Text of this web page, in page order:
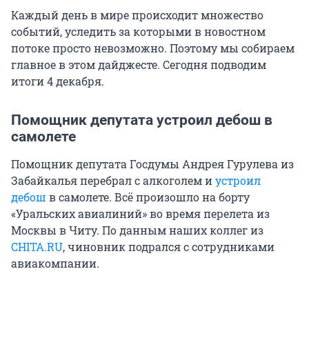
Каждый день в мире происходит множество
событий, уследить за которыми в новостном
потоке просто невозможно. Поэтому мы собираем
главное в этом дайджесте. Сегодня подводим
итоги 4 декабря.
Помощник депутата устроил дебош в
самолете
Помощник депутата Госдумы Андрея Гурулева из
Забайкалья перебрал с алкоголем иустроил
дебош в самолете. Всё произошло на борту
«Уральских авиалиний» во время перелета из
Москвы в Читу. По данным наших коллег из
CHITA.RU, чиновник подрался с сотрудниками
авиакомпании.